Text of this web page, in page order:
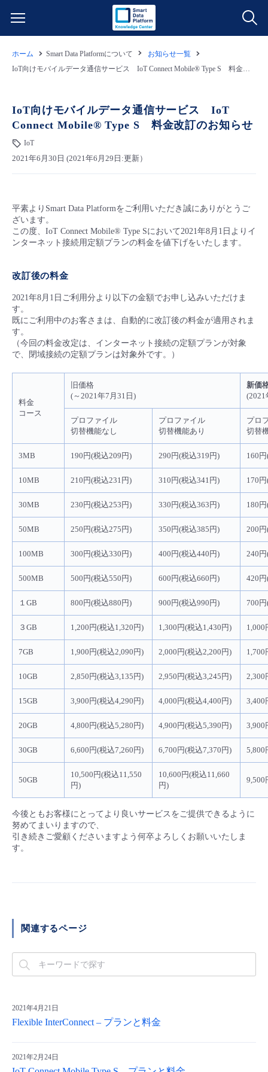
クラウド/サーバー
ネットワーク
モニタリング/監査
管理機能
データ利活用
クラウド/サーバー
IoT
サポート
料金情報
料金シミュレーター
クラウド/サーバー
IoT
ご利用開始ガイド
- 管理機能
■ セットアップガイド
- 初期設定・確認
- ユーザー機能の管理
- 登録情報の管理
■ 基本構築ガイド
- クラウド / サーバー
- Flexible InterConnect
- Flexible Remote Access
- バックアップ
- データと分析
- リモートワーク
- ITインフラストラクチャー
故障/メンテナンス情報
故障/メンテナンス履歴
パートナー
販売パートナー向けプログラム
協業パートナー
ホーム Smart Data Platformについて
お知らせ一覧
IoT向けモバイルデータ通信サービス IoT Connect Mobile® Type S 料金改訂のお知らせ
IoT向けモバイルデータ通信サービス IoT
Connect Mobile® Type S 料金改訂のお知らせ
IoT
2021年6月30日 (2021年6月29日:更新）
平素よりSmart Data Platformをご利用いただき誠にありがとうご
ざいます。
この度、IoT Connect Mobile® Type Sにおいて2021年8月1日よりイ
ンターネット接続用定額プランの料金を値下げをいたします。
改訂後の料金
2021年8月1日ご利用分より以下の金額でお申し込みいただけま
す。
既にご利用中のお客さまは、自動的に改訂後の料金が適用されま
す。
（今回の料金改定は、インターネット接続の定額プランが対象
で、閉域接続の定額プランは対象外です。）
料金
コース
旧価格
(～2021年7月31日)
新価
(2021
プロファイル
切替機能なし
プロファイル
切替機能あり
プロ
切替
3MB 190円(税込209円) 290円(税込319円) 160
10MB 210円(税込231円) 310円(税込341円) 170
30MB 230円(税込253円) 330円(税込363円) 180
50MB 250円(税込275円) 350円(税込385円) 200
100MB 300円(税込330円) 400円(税込440円) 240
500MB 500円(税込550円) 600円(税込660円) 420
１GB 800円(税込880円) 900円(税込990円) 700
３GB 1,200円(税込1,320円) 1,300円(税込1,430円) 1,000
7GB 1,900円(税込2,090円) 2,000円(税込2,200円) 1,700
10GB 2,850円(税込3,135円) 2,950円(税込3,245円) 2,300
15GB 3,900円(税込4,290円) 4,000円(税込4,400円) 3,400
20GB 4,800円(税込5,280円) 4,900円(税込5,390円) 3,900
30GB 6,600円(税込7,260円) 6,700円(税込7,370円) 5,800
50GB
10,500円(税込11,550
円)
10,600円(税込11,660
円)
9,500
今後ともお客様にとってより良いサービスをご提供できるように
努めてまいりますので、
引き続きご愛顧くださいますよう何卒よろしくお願いいたしま
す。
関連するページ
2021年4月21日
Flexible InterConnect – プランと料金
2021年2月24日